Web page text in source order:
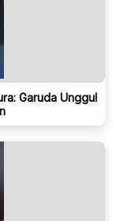
Garuda Unggul